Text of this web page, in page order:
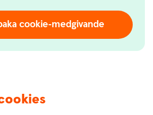
cookie-medgivande